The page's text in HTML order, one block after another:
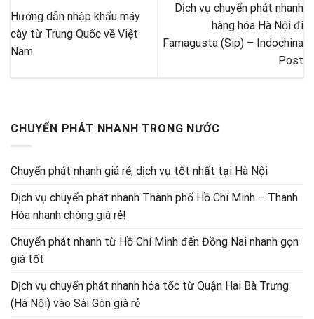
Hướng dẫn nhập khẩu máy
cày từ Trung Quốc về Việt
Nam
Dịch vụ chuyển phát nhanh
hàng hóa Hà Nội đi
Famagusta (Sip) – Indochina
Post
CHUYỂN PHÁT NHANH TRONG NƯỚC
Chuyển phát nhanh giá rẻ, dịch vụ tốt nhất tại Hà Nội
Dịch vụ chuyển phát nhanh Thành phố Hồ Chí Minh – Thanh
Hóa nhanh chóng giá rẻ!
Chuyển phát nhanh từ Hồ Chí Minh đến Đồng Nai nhanh gọn
giá tốt
Dịch vụ chuyển phát nhanh hỏa tốc từ Quận Hai Bà Trưng
(Hà Nội) vào Sài Gòn giá rẻ